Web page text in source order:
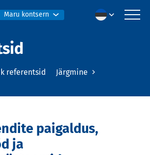
Maru kontsern
referentsid Järgmine
paigaldus,
ja